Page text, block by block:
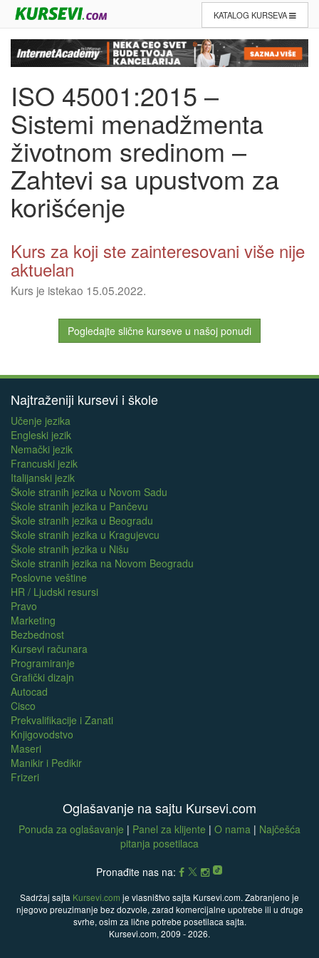
KATALOG KURSEVA
ISO 45001:2015 –
Sistemi menadžmenta
životnom sredinom –
Zahtevi sa upustvom za
korišćenje
Kurs za koji ste zainteresovani više nije
aktuelan
Kurs je istekao 15.05.2022.
Pogledajte slične kurseve u našoj ponudi
Najtraženiji kursevi i škole
Učenje jezika
Engleski jezik
Nemački jezik
Francuski jezik
Italijanski jezik
Škole stranih jezika u Novom Sadu
Škole stranih jezika u Pančevu
Škole stranih jezika u Beogradu
Škole stranih jezika u Kragujevcu
Škole stranih jezika u Nišu
Škole stranih jezika na Novom Beogradu
Poslovne veštine
HR / Ljudski resursi
Pravo
Marketing
Bezbednost
Kursevi računara
Programiranje
Grafički dizajn
Autocad
Cisco
Prekvalifikacije i Zanati
Knjigovodstvo
Maseri
Manikir i Pedikir
Frizeri
Oglašavanje na sajtu Kursevi.com
Ponuda za oglašavanje | Panel za klijente | O nama | Najčešća
pitanja posetilaca
Pronađite nas na:
Sadržaj sajta Kursevi.com je vlasništvo sajta Kursevi.com. Zabranjeno je
njegovo preuzimanje bez dozvole, zarad komercijalne upotrebe ili u druge
svrhe, osim za lične potrebe posetilaca sajta.
Kursevi.com, 2009 - 2026.